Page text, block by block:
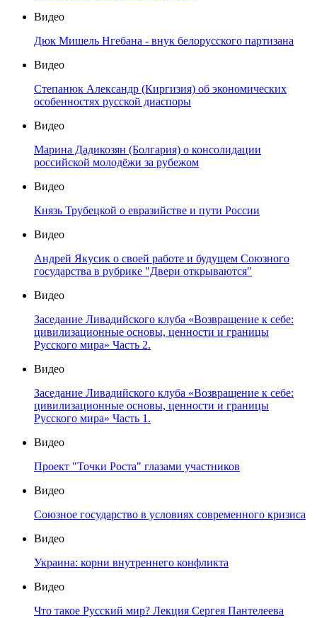
Видео
Дюк Мишель Нгебана - внук белорусского партизана
Видео
Степанюк Александр (Киргизия) об экономических
особенностях русской диаспоры
Видео
Марина Дадикозян (Болгария) о консолидации
российской молодёжи за рубежом
Видео
Князь Трубецкой о евразийстве и пути России
Видео
Андрей Якусик о своей работе и будущем Союзного
государства в рубрике "Двери открываются"
Видео
Заседание Ливадийского клуба «Возвращение к себе:
цивилизационные основы, ценности и границы
Русского мира» Часть 2.
Видео
Заседание Ливадийского клуба «Возвращение к себе:
цивилизационные основы, ценности и границы
Русского мира» Часть 1.
Видео
Проект "Точки Роста" глазами участников
Видео
Союзное государство в условиях современного кризиса
Видео
Украина: корни внутреннего конфликта
Видео
Что такое Русский мир? Лекция Сергея Пантелеева